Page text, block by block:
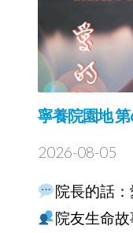
2026-08-05
院長的話：
院友生命
了愛，你可以
院牧分享：
生死教育專